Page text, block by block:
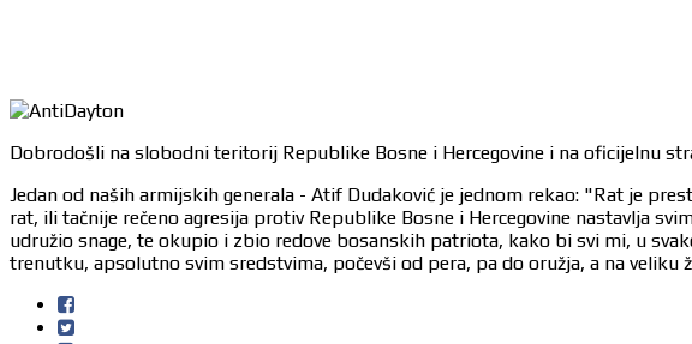
Dobrodošli na slobodni teritorij Republike Bosne i Hercegovine i na oficijelnu
Jedan od naših armijskih generala - Atif Dudaković je jednom rekao: "Rat je
rat, ili tačnije rečeno agresija protiv Republike Bosne i Hercegovine nastavlja
udružio snage, te okupio i zbio redove bosanskih patriota, kako bi svi mi, u
trenutku, apsolutno svim sredstvima, počevši od pera, pa do oružja, a na